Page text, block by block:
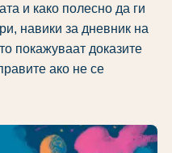
и како полесно да ги
навики за дневник на
покажуваат доказите
ако не се